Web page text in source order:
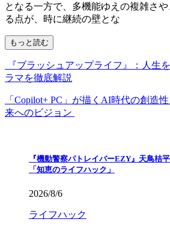
となる一方で、多機能ゆえの複雑さ
る点が、時に継続の壁とな
もっと読む
『ブラッシュアップライフ』：人生
ラマを徹底解説
「Copilot+ PC」が描くAI時代の創造
来へのビジョン
『機動警察パトレイバーEZY』天鳥桔
「知恵のライフハック」
2026/8/6
ライフハック